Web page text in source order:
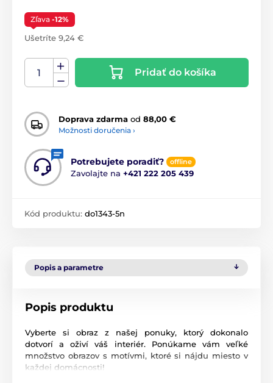
Zľava -12%
Ušetríte 9,24 €
Pridať do košíka
Doprava zdarma od 88,00 €
Možnosti doručenia ›
Potrebujete poradiť? offline
Zavolajte na +421 222 205 439
Kód produktu: do1343-5n
Popis a parametre
Popis produktu
Vyberte si obraz z našej ponuky, ktorý dokonalo
dotvorí a oživí váš interiér. Ponúkame vám veľké
množstvo obrazov s motívmi, ktoré si nájdu miesto v
každej domácnosti!